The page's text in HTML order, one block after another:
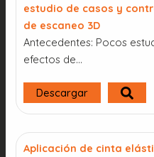
estudio de casos y
de escaneo 3D
Antecedentes: Pocos
efectos de...
Descargar
Aplicación de cinta